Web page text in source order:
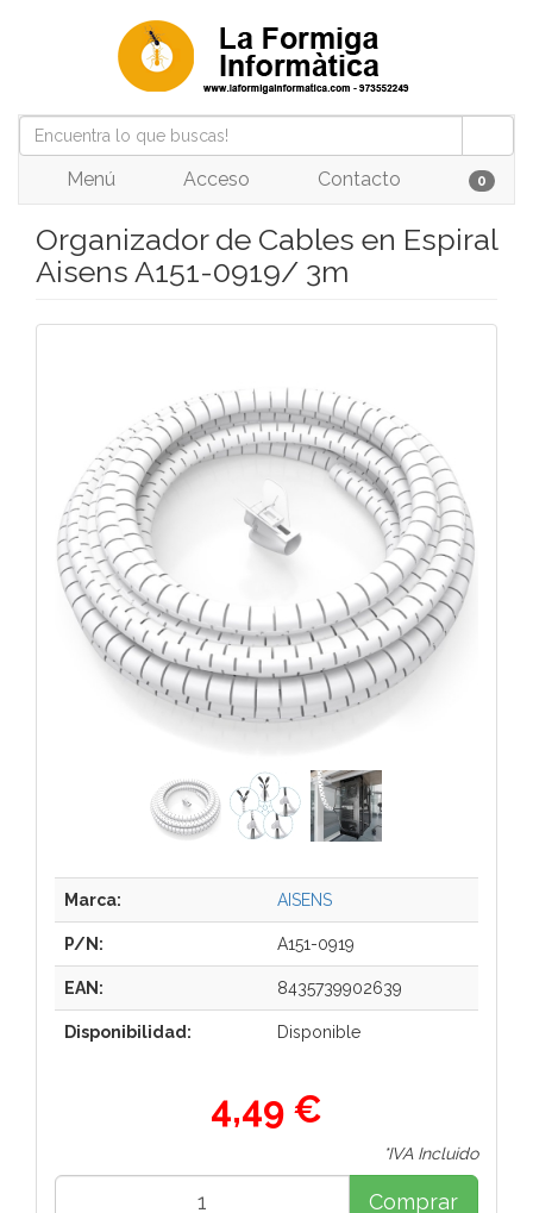
Menú Acceso Contacto 0
Organizador de Cables en Espiral
Aisens A151-0919/ 3m
Marca: AISENS
P/N: A151-0919
EAN: 8435739902639
Disponibilidad: Disponible
4,49 €
*IVA Incluido
Comprar